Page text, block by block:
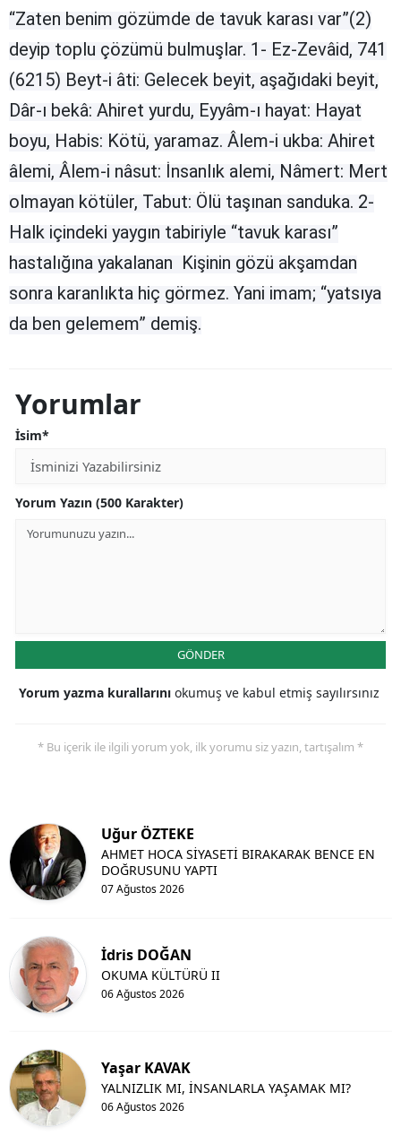
Samsun
Sinop
Sivas
Tekirdağ
Tokat
Tunceli
Şırnak
“Zaten benim gö­zümde de tavuk karası var”(2)
deyip toplu çözümü bulmuş­lar. 1- Ez-Zevâid, 741
(6215) Beyt-i âti: Gelecek beyit, aşağıdaki beyit,
Dâr-ı bekâ: Ahiret yurdu, Eyyâm-ı ha­yat: Hayat
boyu, Habis: Kötü, yaramaz. Âlem-i ukba: Ahiret
âlemi, Âlem-i nâsut: İnsanlık alemi, Nâmert: Mert
olmayan kötüler, Tabut: Ölü taşınan sanduka. 2-
Halk içindeki yaygın tabiriyle “tavuk karası”
hastalığına yakalanan Kişinin gözü akşamdan
sonra karanlıkta hiç görmez. Yani imam; “yatsıya
da ben gelemem” demiş.
Yorumlar
İsim*
Yorum Yazın (500 Karakter)
GÖNDER
Yorum yazma kurallarını okumuş ve kabul etmiş sayılırsınız
* Bu içerik ile ilgili yorum yok, ilk yorumu siz yazın, tartışalım *
Uğur ÖZTEKE
07 Ağustos 2026
AHMET HOCA SİYASETİ BIRAKARAK BENCE EN
DOĞRUSUNU YAPTI
İdris DOĞAN
06 Ağustos 2026
OKUMA KÜLTÜRÜ II
Yaşar KAVAK
06 Ağustos 2026
YALNIZLIK MI, İNSANLARLA YAŞAMAK MI?